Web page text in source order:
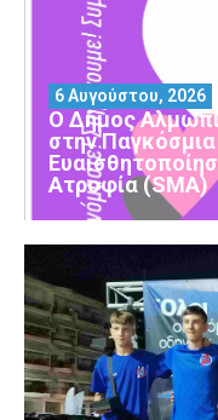
Ο Δήμος
στην
Ατροφία (SMA)
6 Αυγούστου, 2026